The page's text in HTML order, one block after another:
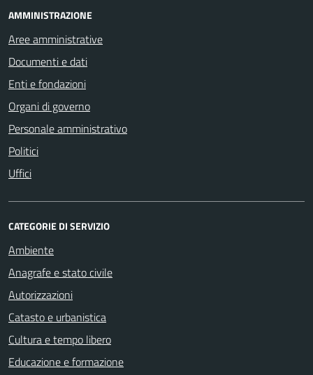
AMMINISTRAZIONE
Aree amministrative
Documenti e dati
Enti e fondazioni
Organi di governo
Personale amministrativo
Politici
Uffici
CATEGORIE DI SERVIZIO
Ambiente
Anagrafe e stato civile
Autorizzazioni
Catasto e urbanistica
Cultura e tempo libero
Educazione e formazione